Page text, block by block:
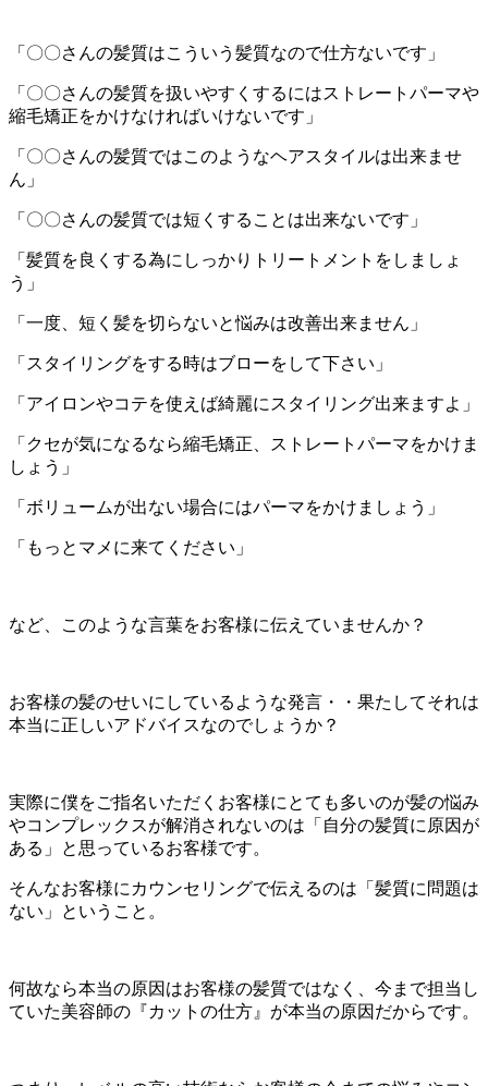
「〇〇さんの髪質はこういう髪質なので仕方ないです」
「〇〇さんの髪質を扱いやすくするにはストレートパーマや
縮毛矯正をかけなければいけないです」
「〇〇さんの髪質ではこのようなヘアスタイルは出来ませ
ん」
「〇〇さんの髪質では短くすることは出来ないです」
「髪質を良くする為にしっかりトリートメントをしましょ
う」
「一度、短く髪を切らないと悩みは改善出来ません」
「スタイリングをする時はブローをして下さい」
「アイロンやコテを使えば綺麗にスタイリング出来ますよ」
「クセが気になるなら縮毛矯正、ストレートパーマをかけま
しょう」
「ボリュームが出ない場合にはパーマをかけましょう」
「もっとマメに来てください」
など、このような言葉をお客様に伝えていませんか？
お客様の髪のせいにしているような発言・・果たしてそれは
本当に正しいアドバイスなのでしょうか？
実際に僕をご指名いただくお客様にとても多いのが髪の悩み
やコンプレックスが解消されないのは「自分の髪質に原因が
ある」と思っているお客様です。
そんなお客様にカウンセリングで伝えるのは「髪質に問題は
ない」ということ。
何故なら本当の原因はお客様の髪質ではなく、今まで担当し
ていた美容師の『カットの仕方』が本当の原因だからです。